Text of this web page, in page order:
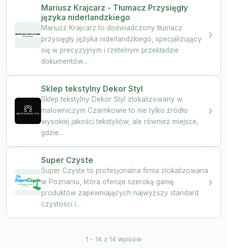
Mariusz Krajcarz - Tłumacz Przysięgły
języka niderlandzkiego
Mariusz Krajcarz to doświadczony tłumacz
przysięgły języka niderlandzkiego, specjalizujący
się w precyzyjnym i rzetelnym przekładzie
dokumentów....
Sklep tekstylny Dekor Styl
Sklep tekstylny Dekor Styl zlokalizowany w
malowniczym Czarnkowie to nie tylko źródło
wysokiej jakości tekstyliów, ale również miejsce,
gdzie...
Super Czyste
Super Czyste to profesjonalna firma zlokalizowana
w Poznaniu, która oferuje szeroką gamę
produktów zapewniających najwyższy standard
czystości i...
1 - 14 z 14 wpisów